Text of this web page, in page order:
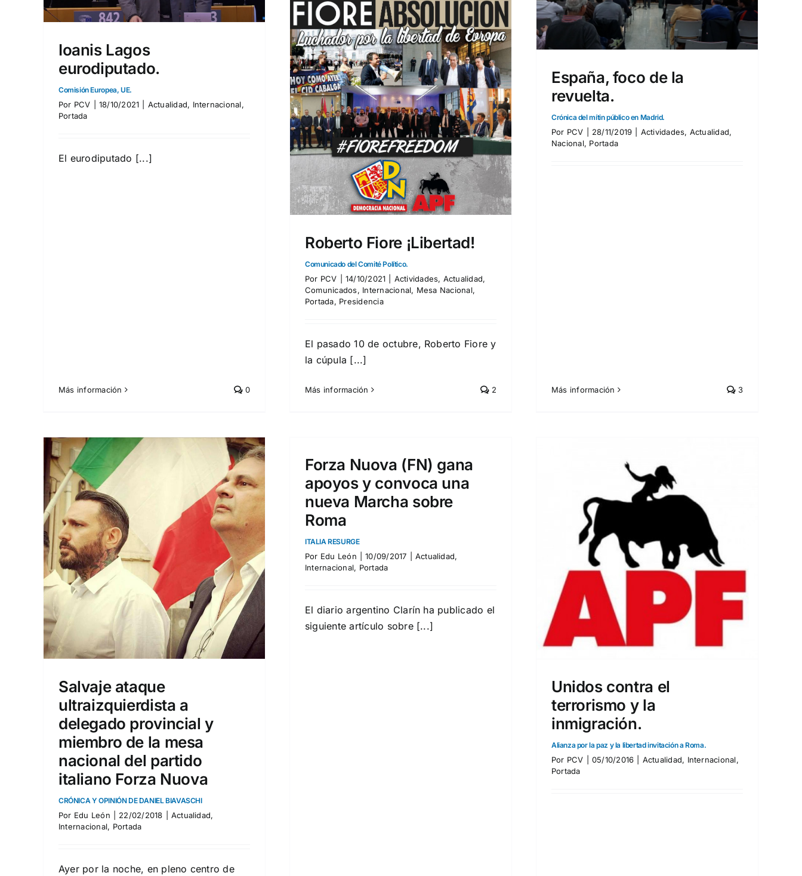
Ioanis Lagos
eurodiputado.
Comisión Europea, UE.
Por PCV 18/10/2021 Actualidad, Internacional,
Portada
El eurodiputado [...]
Más información 0
Roberto Fiore ¡Libertad!
Comunicado del Comité Político.
Actividades Actualidad
Internacional
Presidencia
Roberto Fiore ¡Libertad!
Comunicado del Comité Político.
Por PCV 14/10/2021 Actividades, Actualidad,
Comunicados, Internacional, Mesa Nacional,
Portada, Presidencia
El pasado 10 de octubre, Roberto Fiore y
la cúpula [...]
Más información 2
Actividades Actualidad Nacional Portada
España, foco de la
revuelta.
Crónica del mítin público en Madrid.
Por PCV 28/11/2019 Actividades, Actualidad,
Nacional, Portada
Más información 3
Salvaje ataque
ultraizquierdista a
delegado provincial y
miembro de la mesa
nacional del partido
italiano Forza Nuova
CRÓNICA Y OPINIÓN DE DANIEL BIAVASCHI
Por Edu León 22/02/2018 Actualidad,
Internacional, Portada
Ayer por la noche, en pleno centro de
Forza Nuova (FN) gana
apoyos y convoca una
nueva Marcha sobre
Roma
ITALIA RESURGE
Por Edu León 10/09/2017 Actualidad,
Internacional, Portada
El diario argentino Clarín ha publicado el
siguiente artículo sobre [...]
Unidos contra el terrorismo
y la inmigración.
Alianza por la paz y la libertad invitación a Roma.
Unidos contra el
terrorismo y la
inmigración.
Alianza por la paz y la libertad invitación a Roma.
Por PCV 05/10/2016 Actualidad, Internacional,
Portada